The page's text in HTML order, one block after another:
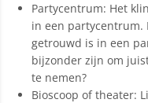
Partycentrum: Het
in een partycentrum.
getrouwd is in een
bijzonder zijn om
te nemen?
Bioscoop of theater: